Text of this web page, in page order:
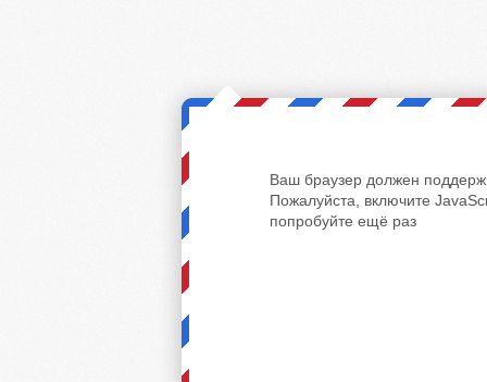
Ваш браузер должен
Пожалуйста, включите
попробуйте ещё раз